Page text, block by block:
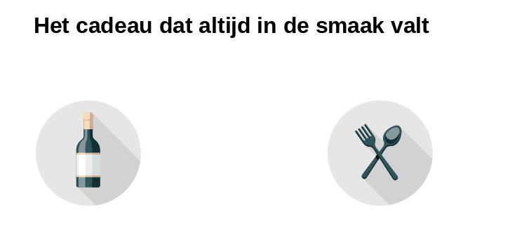
Het cadeau dat altijd in de smaak valt